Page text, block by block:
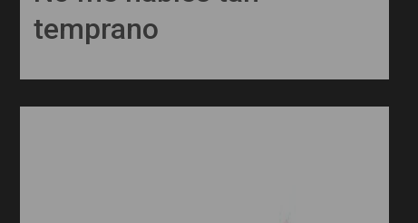
temprano